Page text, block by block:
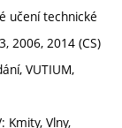
učení technické
2006, 2014 (CS)
VUTIUM,
Kmity, Vlny,